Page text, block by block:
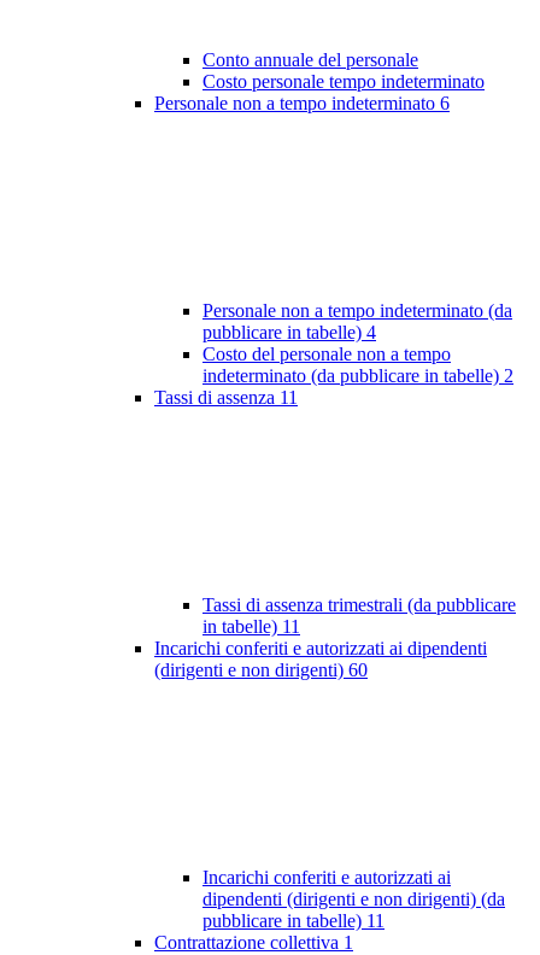
Conto annuale del personale
Costo personale tempo indeterminato
Personale non a tempo indeterminato 6
Personale non a tempo indeterminato (da
pubblicare in tabelle) 4
Costo del personale non a tempo
indeterminato (da pubblicare in tabelle) 2
Tassi di assenza 11
Tassi di assenza trimestrali (da pubblicare
in tabelle) 11
Incarichi conferiti e autorizzati ai dipendenti
(dirigenti e non dirigenti) 60
Incarichi conferiti e autorizzati ai
dipendenti (dirigenti e non dirigenti) (da
pubblicare in tabelle) 11
Contrattazione collettiva 1